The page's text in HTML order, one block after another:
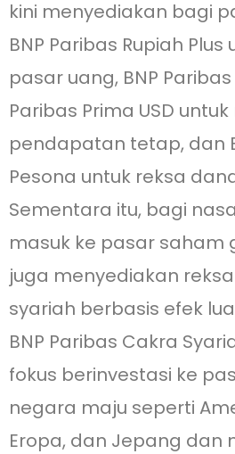
kini menyediakan bagi
BNP Paribas Rupiah
pasar uang, BNP
Paribas Prima USD
pendapatan tetap, dan
Pesona untuk reksa
Sementara itu, bagi
masuk ke pasar saham
juga menyediakan
syariah berbasis efek
BNP Paribas Cakra
fokus berinvestasi ke
negara maju seperti
Eropa, dan Jepang dan